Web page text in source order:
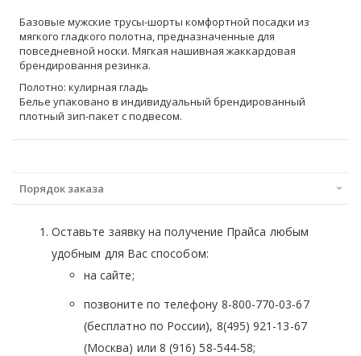
Базовые мужские трусы-шорты комфортной посадки из
мягкого гладкого полотна, предназначенные для
повседневной носки. Мягкая нашивная жаккардовая
брендировання резинка.
Полотно: кулирная гладь
Белье упаковано в индивидуальный брендированный
плотный зип-пакет с подвесом.
Порядок заказа
Оставьте заявку на получение Прайса любым
удобным для Вас способом:
на сайте;
позвоните по телефону 8-800-770-03-67
(бесплатно по России), 8(495) 921-13-67
(Москва) или 8 (916) 58-544-58;